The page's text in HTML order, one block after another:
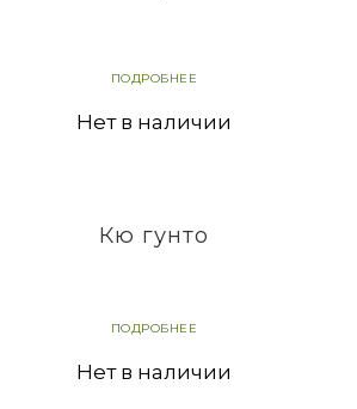
ПОДРОБНЕЕ
Нет в наличии
Кю гунто
ПОДРОБНЕЕ
Нет в наличии